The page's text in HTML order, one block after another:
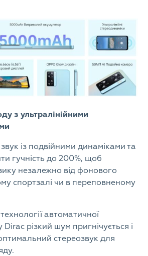
з ультралінійними
із подвійними динаміками та
гучність до 200%, щоб
незалежно від фонового
спортзалі чи в переповненому
автоматичної
Dirac різкий шум пригнічується і
стереозвук для